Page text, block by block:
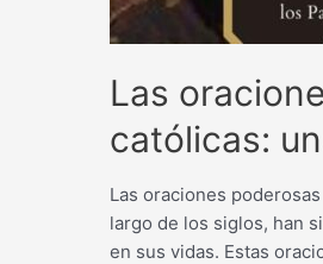
Las
católicas:
Las oraciones
largo de los siglos, han
en sus vidas. Estas